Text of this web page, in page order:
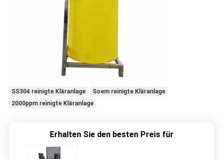
SS304 reinigte Kläranlage
Soem reinigte Kläranlage
2000ppm reinigte Kläranlage
Erhalten Sie den besten Preis für